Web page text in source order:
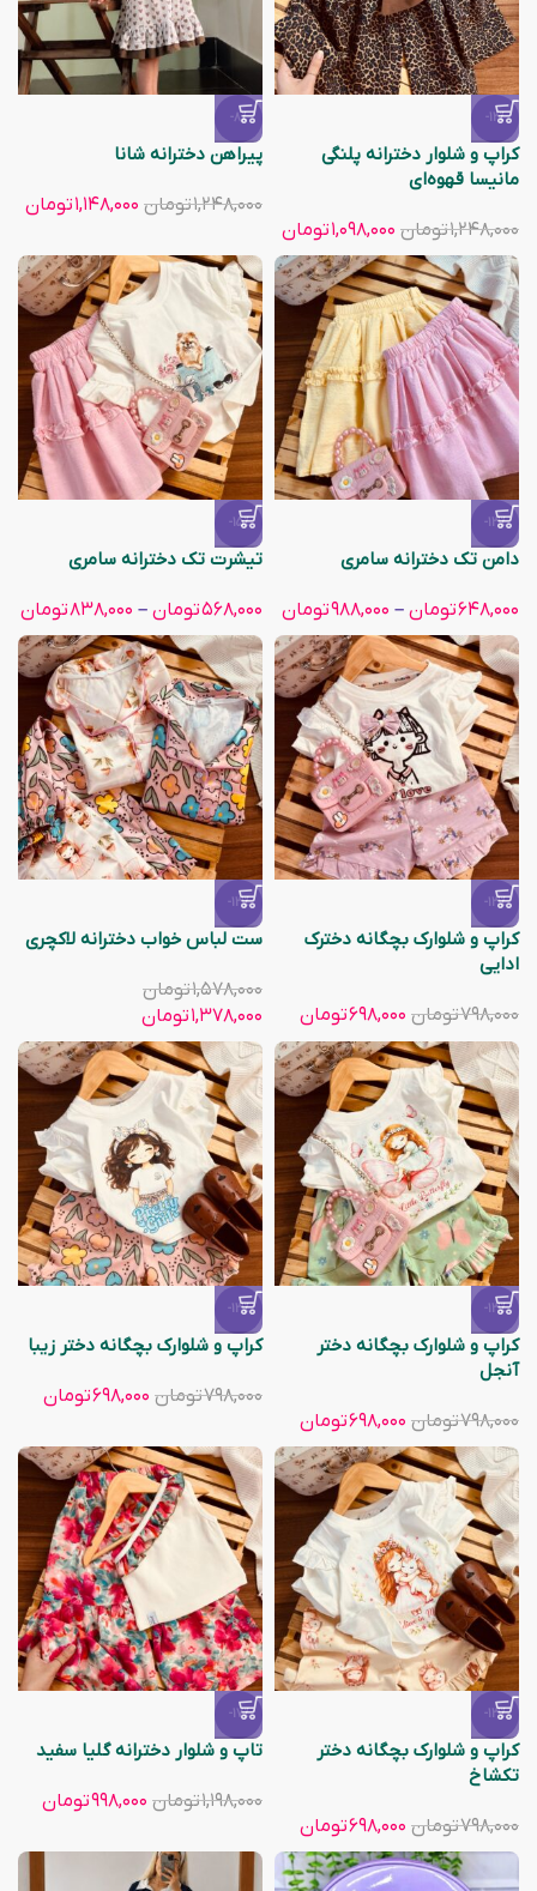
-12%
کراپ و شلوار دخترانه پلنگی
مانیسا قهوه‌ای
۱,۲۴۸,۰۰۰تومان ۱,۰۹۸,۰۰۰تومان
-8%
پیراهن دخترانه شانا
۱,۲۴۸,۰۰۰تومان ۱,۱۴۸,۰۰۰تومان
-13%
دامن تک دخترانه سامری
۶۴۸,۰۰۰تومان – ۹۸۸,۰۰۰تومان
-15%
تیشرت تک دخترانه سامری
۵۶۸,۰۰۰تومان – ۸۳۸,۰۰۰تومان
-13%
کراپ و شلوارک بچگانه دخترک
ادایی
۷۹۸,۰۰۰تومان ۶۹۸,۰۰۰تومان
-13%
ست لباس خواب دخترانه لاکچری
۱,۵۷۸,۰۰۰تومان
۱,۳۷۸,۰۰۰تومان
-13%
کراپ و شلوارک بچگانه دختر
آنجل
۷۹۸,۰۰۰تومان ۶۹۸,۰۰۰تومان
-13%
کراپ و شلوارک بچگانه دختر زیبا
۷۹۸,۰۰۰تومان ۶۹۸,۰۰۰تومان
-13%
کراپ و شلوارک بچگانه دختر
تکشاخ
۷۹۸,۰۰۰تومان ۶۹۸,۰۰۰تومان
-17%
تاپ و شلوار دخترانه گلیا سفید
۱,۱۹۸,۰۰۰تومان ۹۹۸,۰۰۰تومان